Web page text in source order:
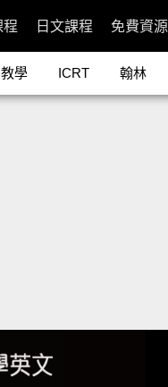
程 日文課程 免費資源
學 ICRT 翰林